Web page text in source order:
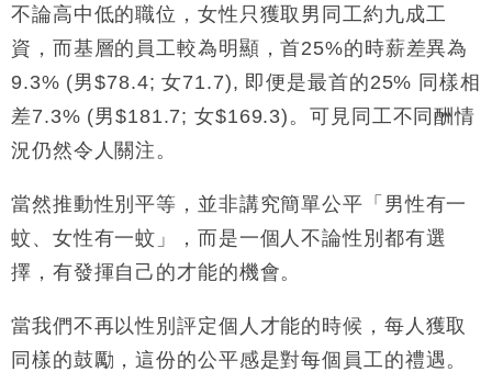
不論高中低的職位，女性只獲取男同工約九成工
資，而基層的員工較為明顯，首25%的時薪差異為
9.3% (男$78.4; 女71.7), 即便是最首的25% 同樣相
差7.3% (男$181.7; 女$169.3)。可見同工不同酬情
況仍然令人關注。
當然推動性別平等，並非講究簡單公平「男性有一
蚊、女性有一蚊」，而是一個人不論性別都有選
擇，有發揮自己的才能的機會。
當我們不再以性別評定個人才能的時候，每人獲取
同樣的鼓勵，這份的公平感是對每個員工的禮遇。